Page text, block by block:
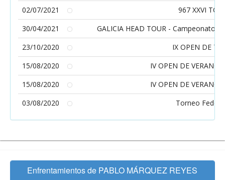
02/07/2021
967 XXVI
30/04/2021
GALICIA HEAD TOUR - Campeonatos
23/10/2020
IX OPEN DE
15/08/2020
IV OPEN DE VERANO
15/08/2020
IV OPEN DE VERANO
03/08/2020
Torneo
Enfrentamientos de PABLO MÁRQUEZ REYES